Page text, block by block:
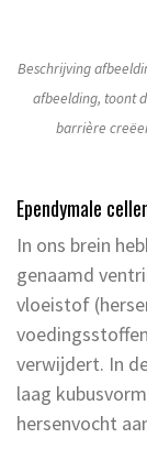
Beschrijving
afbeelding, toont
barrière
Ependymale
In ons brein
genaamd
vloeistof
verwijdert. In
laag
hersenvocht